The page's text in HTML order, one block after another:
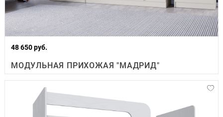
48 650 руб.
МОДУЛЬНАЯ ПРИХОЖАЯ "МАДРИД"